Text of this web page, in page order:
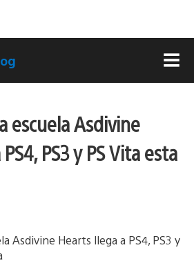
escuela Asdivine
PS3 y PS Vita esta